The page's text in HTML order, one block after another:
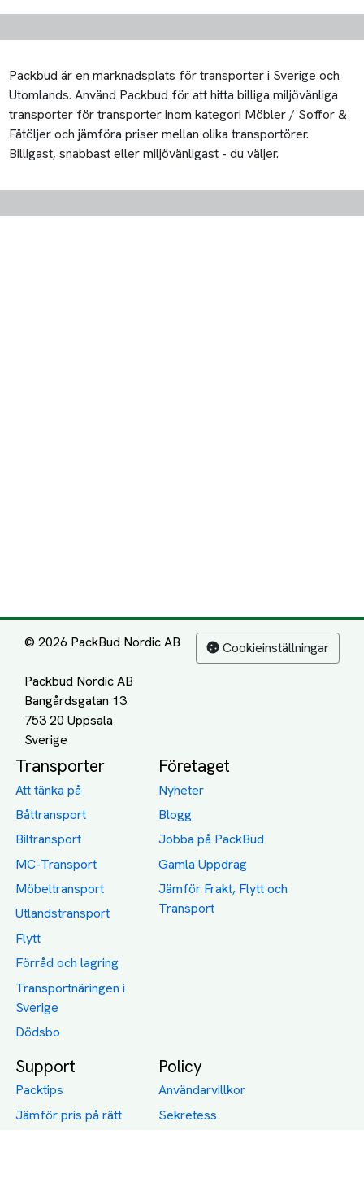
Packbud är en marknadsplats för transporter i Sverige och
Utomlands. Använd Packbud för att hitta billiga miljövänliga
transporter för transporter inom kategori Möbler / Soffor &
Fåtöljer och jämföra priser mellan olika transportörer.
Billigast, snabbast eller miljövänligast - du väljer.
© 2026 PackBud Nordic AB
Packbud Nordic AB
Bangårdsgatan 13
753 20 Uppsala
Cookieinställningar
Transporter
Att tänka på
Båttransport
Biltransport
MC-Transport
Möbeltransport
Utlandstransport
Flytt
Förråd och lagring
Transportnäringen i
Sverige
Dödsbo
Företaget
Nyheter
Blogg
Jobba på PackBud
Gamla Uppdrag
Jämför Frakt, Flytt och
Transport
Support
Packtips
Jämför pris på rätt
Policy
Användarvillkor
Sekretess